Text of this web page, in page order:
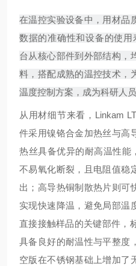
在温控实验设备中，用材品
数据的准确性和设备的使用
台从核心部件到外部结构，
料，搭配成熟的温控技术，
温度控制方案，成为科研人
从用材细节来看，Linkam
件采用镍铬合金加热丝与高
热丝具备优异的耐高温性
不易氧化断裂，且电阻值稳
出；高导热铜制散热片则可
实现快速降温，避免局部温
直接接触样品的关键部件，
具备良好的耐温性与平整度
空版在不锈钢基础上增加了